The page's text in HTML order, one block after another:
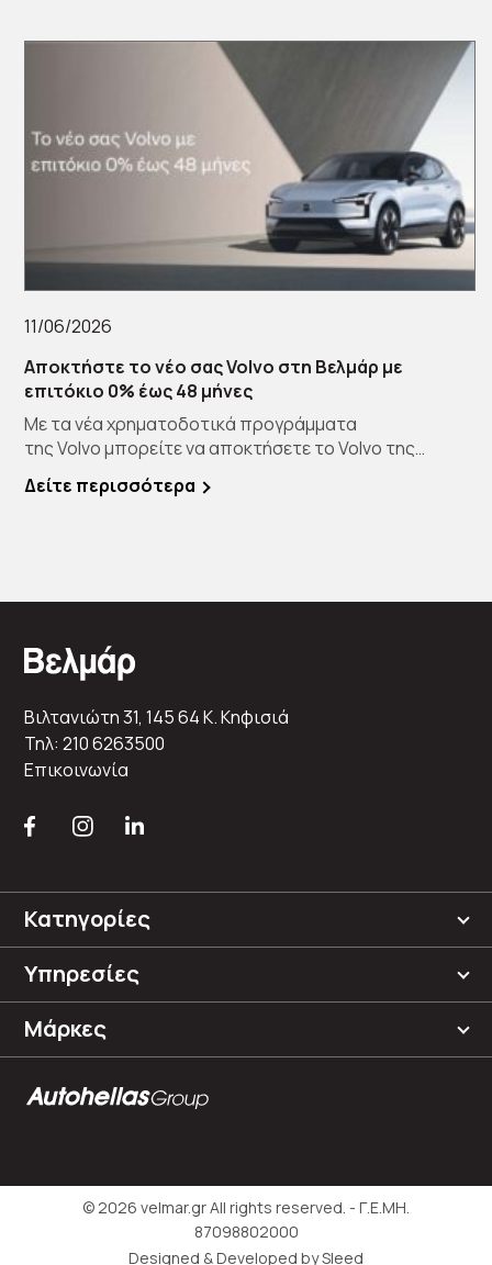
11/06/2026
Αποκτήστε το νέο σας Volvo στη Βελμάρ με
επιτόκιο 0% έως 48 μήνες
Με τα νέα χρηματοδοτικά προγράμματα
της Volvo μπορείτε να αποκτήσετε το Volvo της
επιλογής […]
Δείτε περισσότερα
Βιλτανιώτη 31, 145 64 K. Κηφισιά
Τηλ: 210 6263500
Επικοινωνία
Κατηγορίες
Υπηρεσίες
Μάρκες
© 2026 velmar.gr All rights reserved. - Γ.Ε.ΜΗ.
87098802000
Designed & Developed by Sleed